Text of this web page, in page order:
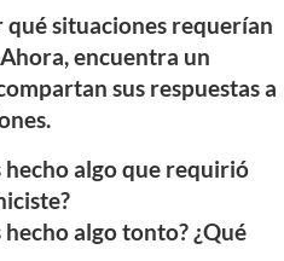
qué situaciones requerían
encuentra un
sus respuestas a
hecho algo que requirió
hecho algo tonto? ¿Qué